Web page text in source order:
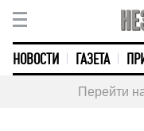
НОВОСТИ ГАЗЕТА
Перейти